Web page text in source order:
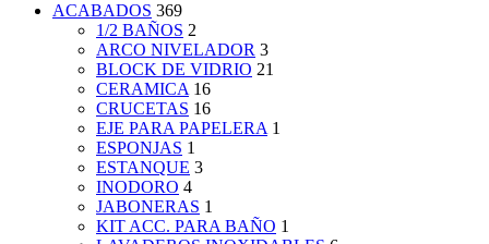
ACABADOS 369
1/2 BAÑOS 2
ARCO NIVELADOR 3
BLOCK DE VIDRIO 21
CERAMICA 16
CRUCETAS 16
EJE PARA PAPELERA 1
ESPONJAS 1
ESTANQUE 3
INODORO 4
JABONERAS 1
KIT ACC. PARA BAÑO 1